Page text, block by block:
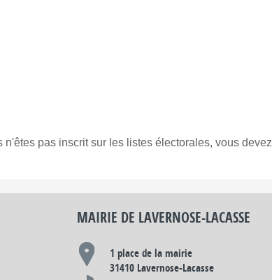
pas inscrit sur les listes électorales, vous devez
MAIRIE DE LAVERNOSE-LACASSE
1 place de la mairie
31410 Lavernose-Lacasse